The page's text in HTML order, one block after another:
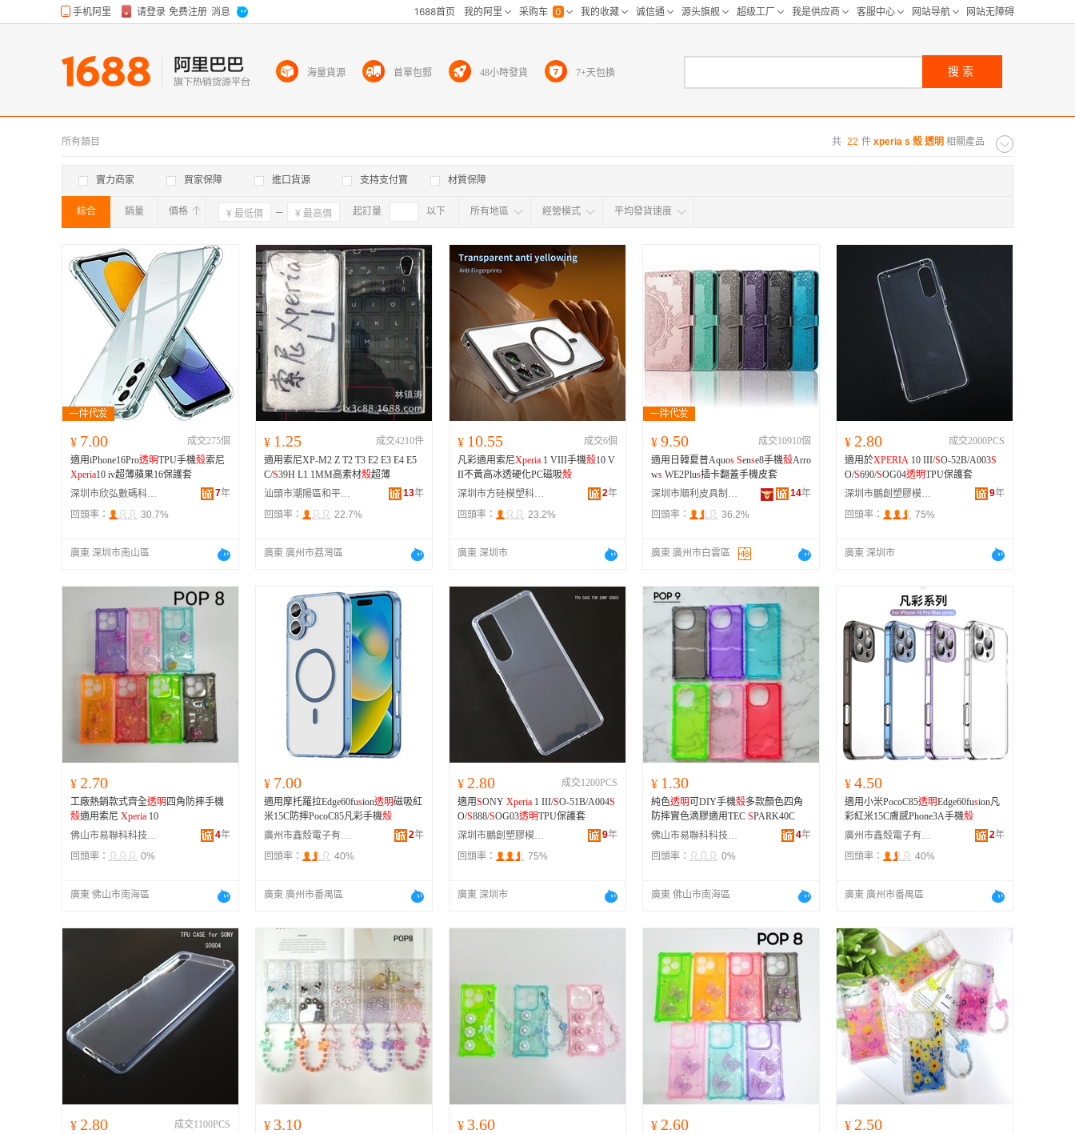
共 22 件 xperia s 殼 透明 相關產品
所有類目
實力商家 買家保障 進口貨源 支持支付寶 材質保障
綜合 銷量 價格 確定 起訂量 以下
確定 所有地區
所有地区
江浙沪 华东区 华南区 华中区 华北区
海外 北京 天津 重庆
广东 浙江 山东 河北
河南 福建 辽宁
山西 海南 黑龙江
青海
贵州 西藏 澳门 台湾
經營模式 平均發貨速度
¥ 7.00
成交275個
適用iPhone16Pro透明TPU手機殼索尼
Xperia10 iv超薄蘋果16保護套
深圳市欣弘數碼科技有限公司
7年
回頭率：
30.7%
廣東 深圳市南山區
¥ 1.25
成交4210件
適用索尼XP-M2 Z T2 T3 E2 E3 E4 E5
C/S39H L1 1MM高素材殼超薄
汕頭市潮陽區和平樂祥手機配件店
13年
回頭率：
22.7%
廣東 廣州市荔灣區
¥ 10.55
成交6個
凡彩適用索尼Xperia 1 VIII手機殼10 V
II不黃高冰透硬化PC磁吸殼
深圳市方硅模塑科技有限公司
2年
回頭率：
23.2%
廣東 深圳市
¥ 9.50
成交10910個
適用日韓夏普Aquos Sense8手機殼Arro
ws WE2Plus插卡翻蓋手機皮套
深圳市順利皮具制品有限公司
14年
回頭率：
36.2%
廣東 廣州市白雲區
¥ 2.80
成交2000PCS
適用於XPERIA 10 III/SO-52B/A003S
O/S690/SOG04透明TPU保護套
深圳市鵬創塑膠模具有限公司
9年
回頭率：
75%
廣東 深圳市
¥ 2.70
工廠熱銷款式齊全透明 四角防摔手機
殼適用索尼 Xperia 10
佛山市易聯科科技有限公司
4年
回頭率：
0%
廣東 佛山市南海區
¥ 7.00
適用摩托羅拉Edge60fusion透明磁吸紅
米15C防摔PocoC85凡彩手機殼
廣州市鑫殼電子有限公司
2年
回頭率：
40%
廣東 廣州市番禺區
¥ 2.80
成交1200PCS
適用SONY Xperia 1 III/SO-51B/A004S
O/S888/SOG03透明TPU保護套
深圳市鵬創塑膠模具有限公司
9年
回頭率：
75%
廣東 深圳市
¥ 1.30
純色透明 可DIY手機殼多款顏色四角
防摔實色滴膠適用TEC SPARK40C
佛山市易聯科科技有限公司
4年
回頭率：
0%
廣東 佛山市南海區
¥ 4.50
適用小米PocoC85透明Edge60fusion凡
彩紅米15C膚感Phone3A手機殼
廣州市鑫殼電子有限公司
2年
回頭率：
40%
廣東 廣州市番禺區
¥ 2.80
成交1100PCS
¥ 3.10 ¥ 3.60 ¥ 2.60 ¥ 2.50
海量貨源 首單包郵 48小時發貨 7+天包換 搜索